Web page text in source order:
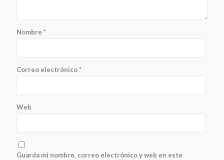
Nombre *
Correo electrónico*
Web
Guarda mi nombre, correo electrónico y web en este